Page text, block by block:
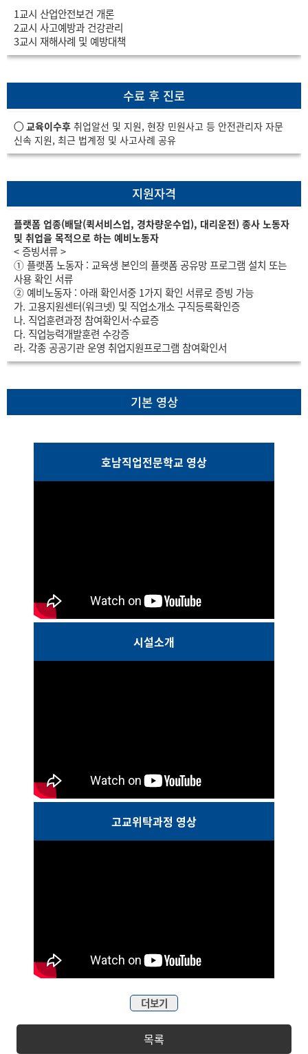
1교시 산업안전보건 개론
2교시 사고예방과 건강관리
3교시 재해사례 및 예방대책
수료 후 진로
◯ 교육이수후 취업알선 및 지원, 현장 민원사고 등 안전관리자 자문
신속 지원, 최근 법계정 및 사고사례 공유
지원자격
플랫폼 업종(배달(퀵서비스업, 경차량운수업), 대리운전) 종사 노동자
및 취업을 목적으로 하는 예비노동자
< 증빙서류 >
① 플랫폼 노동자 : 교육생 본인의 플랫폼 공유망 프로그램 설치 또는
사용 확인 서류
② 예비노동자 : 아래 확인서중 1가지 확인 서류로 증빙 가능
가. 고용지원센터(워크넷) 및 직업소개소 구직등록확인증
나. 직업훈련과정 참여확인서·수료증
다. 직업능력개발훈련 수강증
라. 각종 공공기관 운영 취업지원프로그램 참여확인서
기본 영상
호남직업전문학교 영상
시설소개
고교위탁과정 영상
더보기
목록